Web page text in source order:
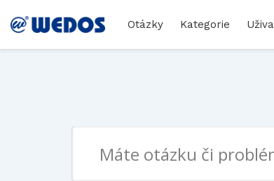
Otázky Kategorie